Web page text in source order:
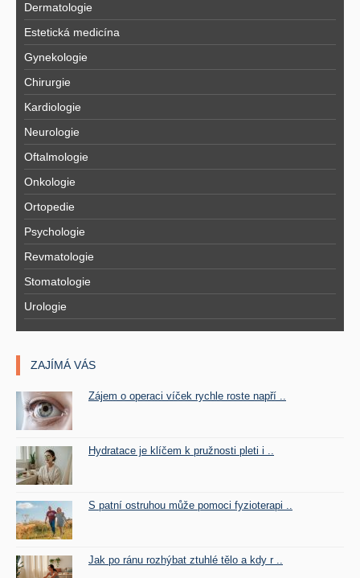
Dermatologie
Estetická medicína
Gynekologie
Chirurgie
Kardiologie
Neurologie
Oftalmologie
Onkologie
Ortopedie
Psychologie
Revmatologie
Stomatologie
Urologie
ZAJÍMÁ VÁS
Zájem o operaci víček rychle roste napří ..
Hydratace je klíčem k pružnosti pleti i ..
S patní ostruhou může pomoci fyzioterapi ..
Jak po ránu rozhýbat ztuhlé tělo a kdy r ..